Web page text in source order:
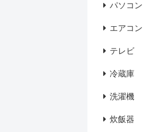
パソコン
エアコン
テレビ
冷蔵庫
洗濯機
炊飯器